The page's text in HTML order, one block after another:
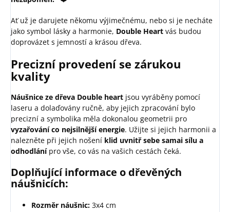
Ať už je darujete někomu výjimečnému, nebo si je necháte
jako symbol lásky a harmonie, Double Heart vás budou
doprovázet s jemností a krásou dřeva.
Precizní provedení se zárukou
kvality
Náušnice ze dřeva Double heart jsou vyráběny pomocí
laseru a dolaďovány ručně, aby jejich zpracování bylo
precizní a symbolika měla dokonalou geometrii pro
vyzařování co nejsilnější energie. Užijte si jejich harmonii a
nalezněte při jejich nošení klid uvnitř sebe samai sílu a
odhodlánípro vše, co vás na vašich cestách čeká.
Doplňující informace o dřevěných
náušnicích:
Rozměr náušnic: 3x4 cm